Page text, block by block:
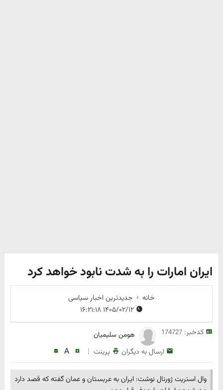
ایران امارات را به شدت نابود خواهد کرد
خانه
جدیدترین اخبار سیاسی
۱۴۰۵/۰۲/۱۲ ۱۶:۲۱:۱۸
کدخبر:174727 هومن سلیمیان
ارسال به دیگران پرینت |
A
وال استریت ژورنال نوشت: ایران به عربستان و عمان گفته که قصد دارد